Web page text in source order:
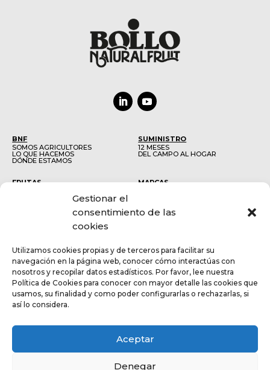
Gestionar el
consentimiento de las
cookies
Utilizamos cookies propias y de terceros para facilitar su
navegación en la página web, conocer cómo interactúas con
nosotros y recopilar datos estadísticos. Por favor, lee nuestra
Política de Cookies para conocer con mayor detalle las cookies que
usamos, su finalidad y como poder configurarlas o rechazarlas, si
así lo considera.
Aceptar
Denegar
BNF
SOMOS AGRICULTORES
LO QUE HACEMOS
DÓNDE ESTAMOS
SUMINISTRO
12 MESES
DEL CAMPO AL HOGAR
FRUTAS
MARCAS
INICIATIVAS
MEMORIA ANUAL 2024
MEMORIA ANUAL 2023
MEMORIA ANUAL 2022
SOMOS NATURAL PEOPLE
OFERTAS DE TRABAJO
ÚNETE AL EQUIPO
POLÍTICA DE PRIVACIDAD
AVISO LEGAL
FUSIÓN
MAGAZINE